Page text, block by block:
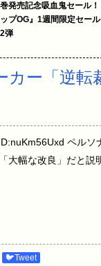
発売記念吸血鬼セール！
プOG』1週間限定セール
弾
ー「逆転
ペル
大幅な改良」だと
🐦Tweet